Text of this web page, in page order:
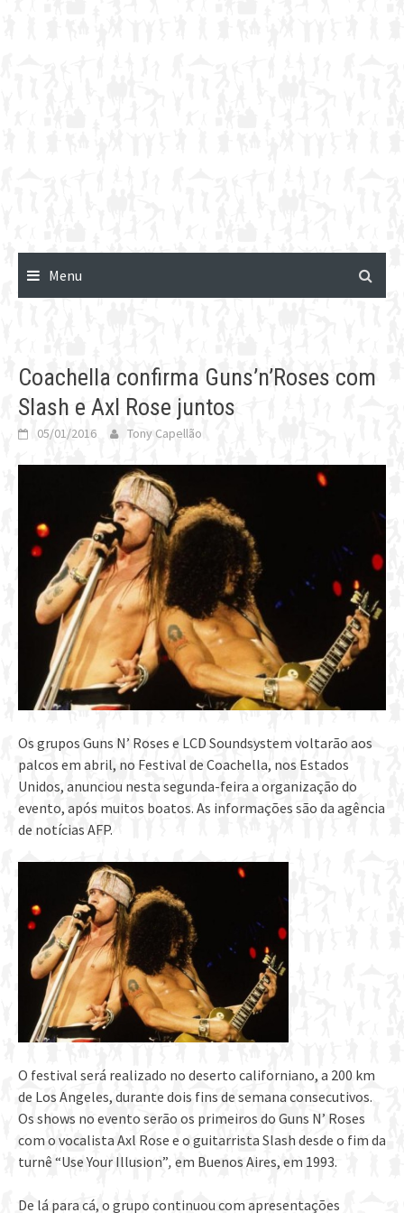
Menu
Coachella confirma Guns’n’Roses com
Slash e Axl Rose juntos
05/01/2016 Tony Capellão
Os grupos Guns N’ Roses e LCD Soundsystem voltarão aos
palcos em abril, no Festival de Coachella, nos Estados
Unidos, anunciou nesta segunda-feira a organização do
evento, após muitos boatos. As informações são da agência
de notícias AFP.
O festival será realizado no deserto californiano, a 200 km
de Los Angeles, durante dois fins de semana consecutivos.
Os shows no evento serão os primeiros do Guns N’ Roses
com o vocalista Axl Rose e o guitarrista Slash desde o fim da
turnê “Use Your Illusion”, em Buenos Aires, em 1993.
De lá para cá, o grupo continuou com apresentações